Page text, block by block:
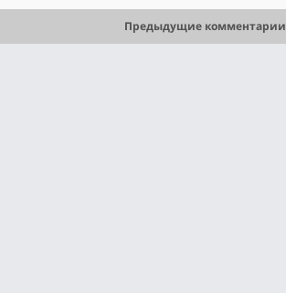
Предыдущие комментарии